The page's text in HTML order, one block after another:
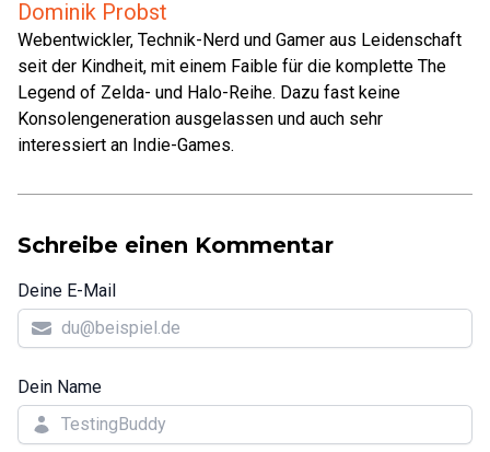
Dominik Probst
Webentwickler, Technik-Nerd und Gamer aus Leidenschaft
seit der Kindheit, mit einem Faible für die komplette The
Legend of Zelda- und Halo-Reihe. Dazu fast keine
Konsolengeneration ausgelassen und auch sehr
interessiert an Indie-Games.
Schreibe einen Kommentar
Deine E-Mail
Dein Name